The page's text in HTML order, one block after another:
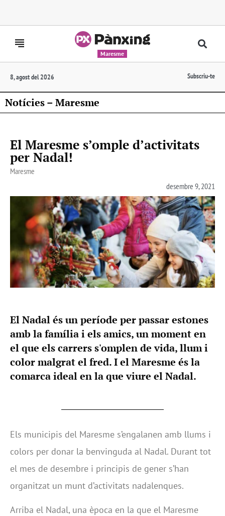
Maresme
8, agost del 2026 Subscriu-te
Notícies – Maresme
El Maresme s’omple d’activitats
per Nadal!
Maresme
desembre 9, 2021
El Nadal és un període per passar estones
amb la família i els amics, un moment en
el que els carrers s'omplen de vida, llum i
color malgrat el fred. I el Maresme és la
comarca ideal en la que viure el Nadal.
Els municipis del Maresme s’engalanen amb llums i
colors per donar la benvinguda al Nadal. Durant tot
el mes de desembre i principis de gener s’han
organitzat un munt d’activitats nadalenques.
Arriba el Nadal, una època en la que el Maresme